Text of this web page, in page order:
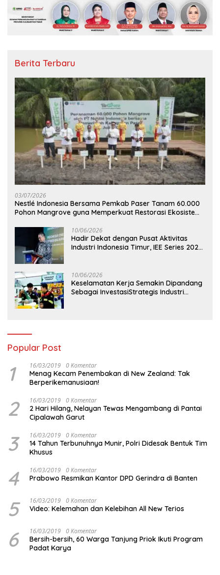
Berita Terbaru
03/07/2026
Nestlé Indonesia Bersama Pemkab Paser Tanam 60.000
Pohon Mangrove guna Memperkuat Restorasi Ekosistem
10/06/2026
Hadir Dekat dengan Pusat Aktivitas
Industri Indonesia Timur, IEE Series 2026
10/06/2026
Keselamatan Kerja Semakin Dipandang
Sebagai InvestasiStrategis Industri
Popular Post
1 16/03/2019 0 Komentar
Menag Kecam Penembakan di New Zealand: Tak
Berperikemanusiaan!
2 16/03/2019 0 Komentar
2 Hari Hilang, Nelayan Tewas Mengambang di Pantai
Cipalawah Garut
3 16/03/2019 0 Komentar
14 Tahun Terbunuhnya Munir, Polri Didesak Bentuk Tim
Khusus
4 16/03/2019 0 Komentar
Prabowo Resmikan Kantor DPD Gerindra di Banten
5 16/03/2019 0 Komentar
Video: Kelemahan dan Kelebihan All New Terios
6 16/03/2019 0 Komentar
Bersih-bersih, 60 Warga Tanjung Priok Ikuti Program
Padat Karya